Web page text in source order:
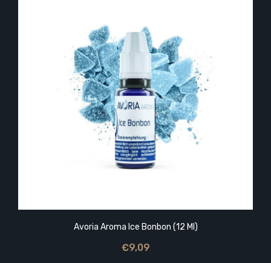
Avoria Aroma Ice Bonbon (12 Ml)
€9,09